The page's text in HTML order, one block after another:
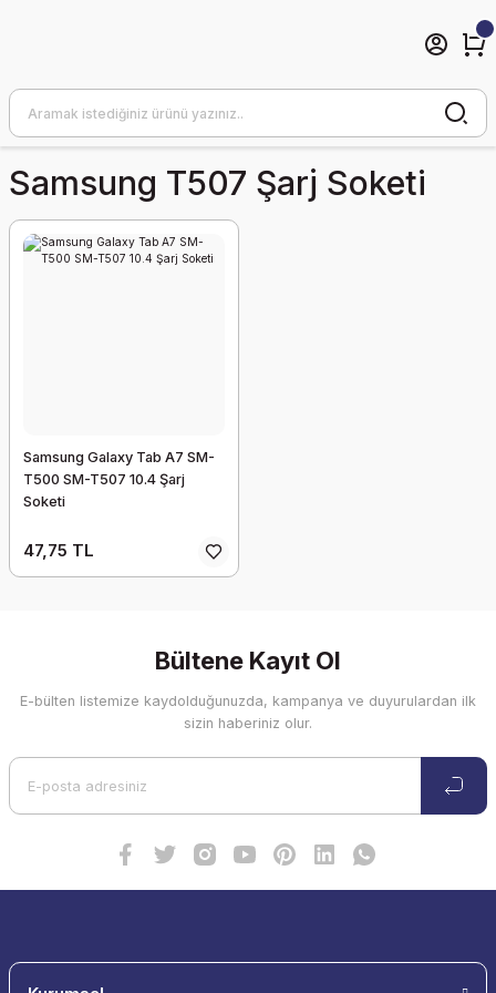
Samsung T507 Şarj Soketi
Samsung Galaxy Tab A7 SM-
T500 SM-T507 10.4 Şarj
Soketi
47,75 TL
Bültene Kayıt Ol
E-bülten listemize kaydolduğunuzda, kampanya ve duyurulardan ilk
sizin haberiniz olur.